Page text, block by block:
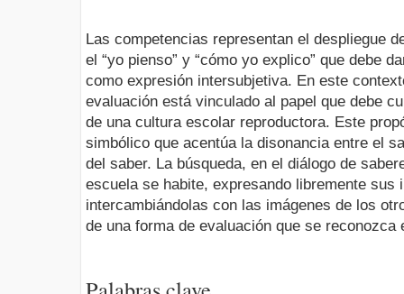
Las competencias representan el despliegue
el “yo pienso” y “cómo yo explico” que debe
como expresión intersubjetiva. En este
evaluación está vinculado al papel que debe
de una cultura escolar reproductora. Este
simbólico que acentúa la disonancia entre el
del saber. La búsqueda, en el diálogo de
escuela se habite, expresando libremente sus
intercambiándolas con las imágenes de los
de una forma de evaluación que se